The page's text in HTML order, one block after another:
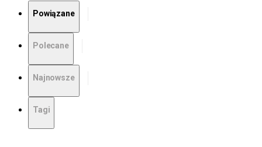
Powiązane
Polecane
Najnowsze
Tagi